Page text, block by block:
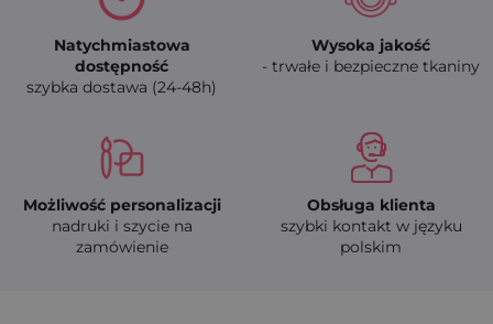
Natychmiastowa
dostępność
szybka dostawa (24-48h)
Wysoka jakość
- trwałe i bezpieczne tkaniny
Możliwość personalizacji
nadruki i szycie na
zamówienie
Obsługa klienta
szybki kontakt w języku
polskim